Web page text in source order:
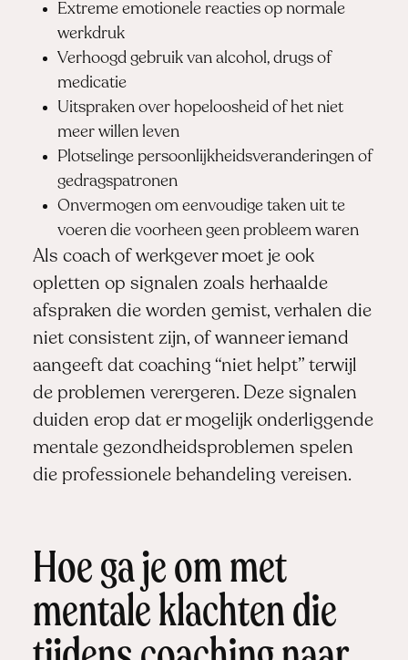
Extreme emotionele reacties op normale
werkdruk
Verhoogd gebruik van alcohol, drugs of
medicatie
Uitspraken over hopeloosheid of het niet
meer willen leven
Plotselinge persoonlijkheidsveranderingen of
gedragspatronen
Onvermogen om eenvoudige taken uit te
voeren die voorheen geen probleem waren
Als coach of werkgever moet je ook
opletten op signalen zoals herhaalde
afspraken die worden gemist, verhalen die
niet consistent zijn, of wanneer iemand
aangeeft dat coaching “niet helpt” terwijl
de problemen verergeren. Deze signalen
duiden erop dat er mogelijk onderliggende
mentale gezondheidsproblemen spelen
die professionele behandeling vereisen.
Hoe ga je om met
mentale klachten die